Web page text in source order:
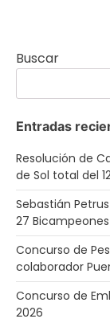
Buscar
Entradas
Resolución de
de Sol total del
Sebastián
27
Concurso de
colaborador
Concurso de
2026